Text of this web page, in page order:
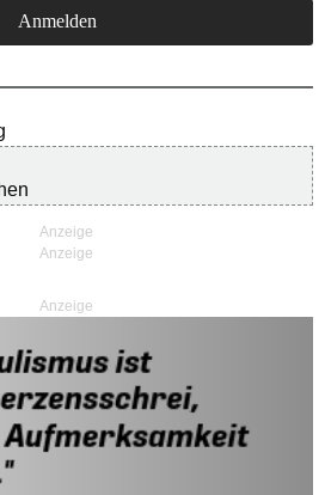
Anzeige